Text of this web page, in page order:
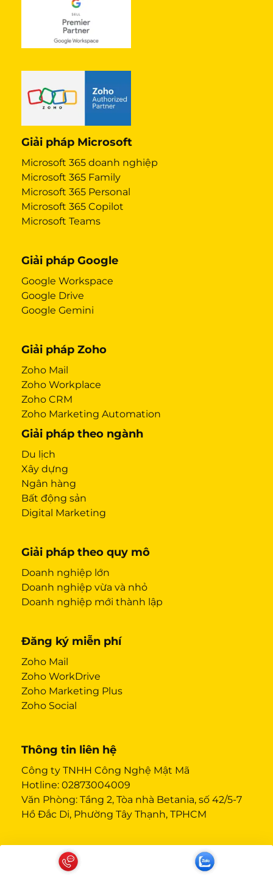
Giải pháp Microsoft
Microsoft 365 doanh nghiệp
Microsoft 365 Family
Microsoft 365 Personal
Microsoft 365 Copilot
Microsoft Teams
Giải pháp Google
Google Workspace
Google Drive
Google Gemini
Giải pháp Zoho
Zoho Mail
Zoho Workplace
Zoho CRM
Zoho Marketing Automation
Giải pháp theo ngành
Du lịch
Xây dựng
Ngân hàng
Bất động sản
Digital Marketing
Giải pháp theo quy mô
Doanh nghiệp lớn
Doanh nghiệp vừa và nhỏ
Doanh nghiệp mới thành lập
Đăng ký miễn phí
Zoho Mail
Zoho WorkDrive
Zoho Marketing Plus
Zoho Social
Thông tin liên hệ
Công ty TNHH Công Nghệ Mật Mã
Hotline: 02873004009
Văn Phòng: Tầng 2, Tòa nhà Betania, số 42/5-7
Hồ Đắc Di, Phường Tây Thạnh, TPHCM
Chính sách & điều khoản
Chính sách mua hàng